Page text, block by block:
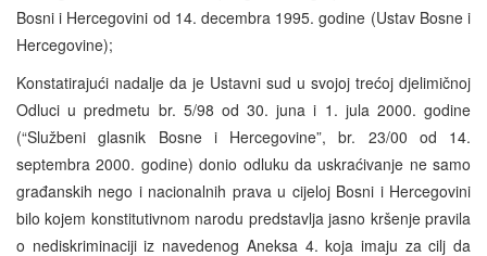
Bosni i Hercegovini od 14. decembra 1995. godine (Ustav Bosne i
Hercegovine);
Konstatirajući nadalje da je Ustavni sud u svojoj trećoj djelimičnoj
Odluci u predmetu br. 5/98 od 30. juna i 1. jula 2000. godine
(“Službeni glasnik Bosne i Hercegovine”, br. 23/00 od 14.
septembra 2000. godine) donio odluku da uskraćivanje ne samo
građanskih nego i nacionalnih prava u cijeloj Bosni i Hercegovini
bilo kojem konstitutivnom narodu predstavlja jasno kršenje pravila
o nediskriminaciji iz navedenog Aneksa 4. koja imaju za cilj da